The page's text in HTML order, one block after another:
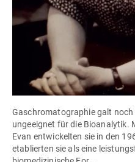
Gaschromatographie galt noch
ungeeignet für die Bioanalytik.
Evan entwickelten sie in den
etablierten sie als eine